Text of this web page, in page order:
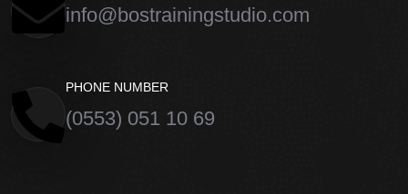
info@bostrainingstudio.com
PHONE NUMBER
(0553) 051 10 69